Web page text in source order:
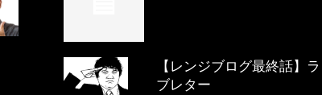
【レンジブログ最終話】ラ
ブレター